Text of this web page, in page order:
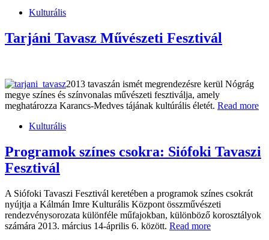
Kulturális
Tarjáni Tavasz Művészeti Fesztivál
2013 tavaszán ismét megrendezésre kerül Nógrág
megye színes és színvonalas művészeti fesztiválja, amely
meghatározza Karancs-Medves tájának kultúrális életét. Read more
Kulturális
Programok színes csokra: Siófoki Tavaszi
Fesztivál
A Siófoki Tavaszi Fesztivál keretében a programok színes csokrát
nyújtja a Kálmán Imre Kulturális Központ összművészeti
rendezvénysorozata különféle műfajokban, különböző korosztályok
számára 2013. március 14-április 6. között. Read more